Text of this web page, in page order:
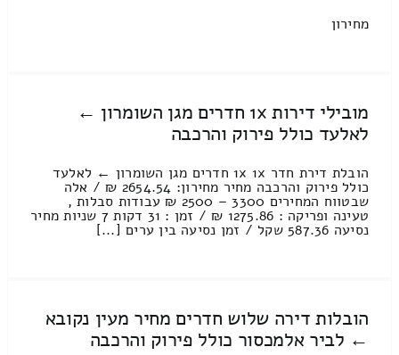
מחירון
מובילי דירות 1x חדרים מגן השומרון ←
לאלעד כולל פירוק והרכבה
הובלת דירת חדר 1x 1x חדרים מגן השומרון ← לאלעד
כולל פירוק והרכבה מחיר מחירון: 2654.54 ₪ / אלה
שבטווח המחירים 3300 – 2500 ₪ עבודות סבלות ,
טעינה ופריקה : 1275.86 ₪ / זמן : 31 דקות 7 שניות מחיר
נסיעה 587.36 שקל / זמן נסיעה בין ערים [...]
הובלות דירה שלוש חדרים מחיר מעין נקובא
← לביר אלמכסור כולל פירוק והרכבה